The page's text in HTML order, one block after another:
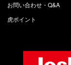
お問い合わせ・Q&A
虎ポイント